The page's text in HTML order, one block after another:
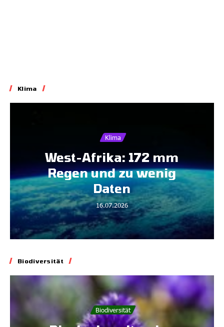
Klima
Klima
West-Afrika: 172 mm
Regen und zu wenig
Daten
16.07.2026
Biodiversität
Biodiversität